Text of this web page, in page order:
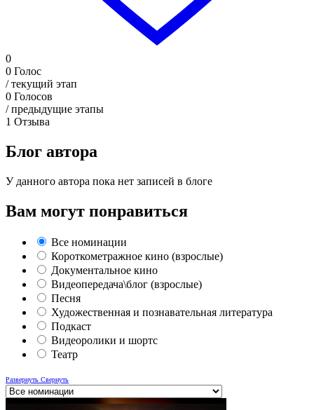
0
0 Голос
/ текущий этап
0 Голосов
/ предыдущие этапы
1 Отзыва
Блог автора
У данного автора пока нет записей в блоге
Вам могут понравиться
Все номинации
Короткометражное кино (взрослые)
Документальное кино
Видеопередача\блог (взрослые)
Песня
Художественная и познавательная литература
Подкаст
Видеоролики и шортс
Театр
Развернуть Свернуть